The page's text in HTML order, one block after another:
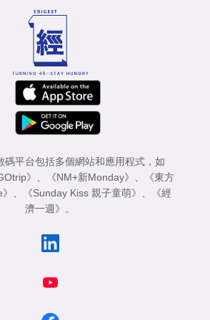
碼平台包括多個網站和應用程式，如
》 、 《NM+新Monday》 、
《東方
、 《Sunday Kiss 親子童萌》 、
《經
濟一週》 。